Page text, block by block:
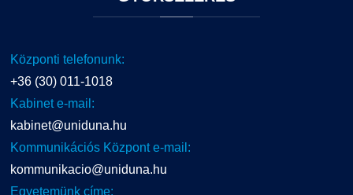
Központi telefonunk:
+36 (30) 011-1018
Kabinet e-mail:
kabinet@uniduna.hu
Kommunikációs Központ e-mail:
kommunikacio@uniduna.hu
Egyetemünk címe: